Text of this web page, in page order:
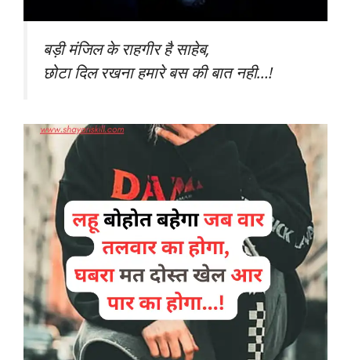
बड़ी मंजिल के राहगीर है साहेब,
छोटा दिल रखना हमारे बस की बात नही…!